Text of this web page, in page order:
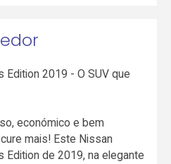
Edition 2019 - O SUV que
económico e bem
mais! Este Nissan
Edition de 2019, na elegante